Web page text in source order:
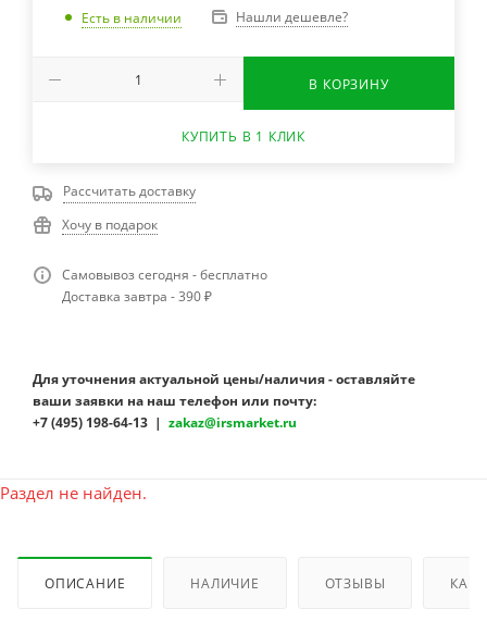
Есть в наличии Нашли дешевле?
В КОРЗИНУ
КУПИТЬ В 1 КЛИК
Рассчитать доставку
Хочу в подарок
Самовывоз сегодня - бесплатно
Доставка завтра - 390 ₽
Для уточнения актуальной цены/наличия - оставляйте
ваши заявки на наш телефон или почту:
+7 (495) 198-64-13 | zakaz@irsmarket.ru
Раздел не найден.
ОПИСАНИЕ НАЛИЧИЕ ОТЗЫВЫ КАК